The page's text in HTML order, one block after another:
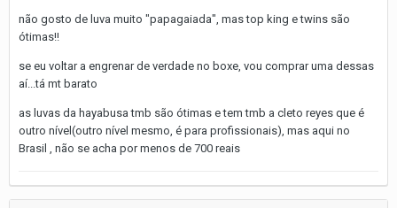
não gosto de luva muito "papagaiada", mas top king e twins são
ótimas!!
se eu voltar a engrenar de verdade no boxe, vou comprar uma dessas
aí...tá mt barato
as luvas da hayabusa tmb são ótimas e tem tmb a cleto reyes que é
outro nível(outro nível mesmo, é para profissionais), mas aqui no
Brasil , não se acha por menos de 700 reais